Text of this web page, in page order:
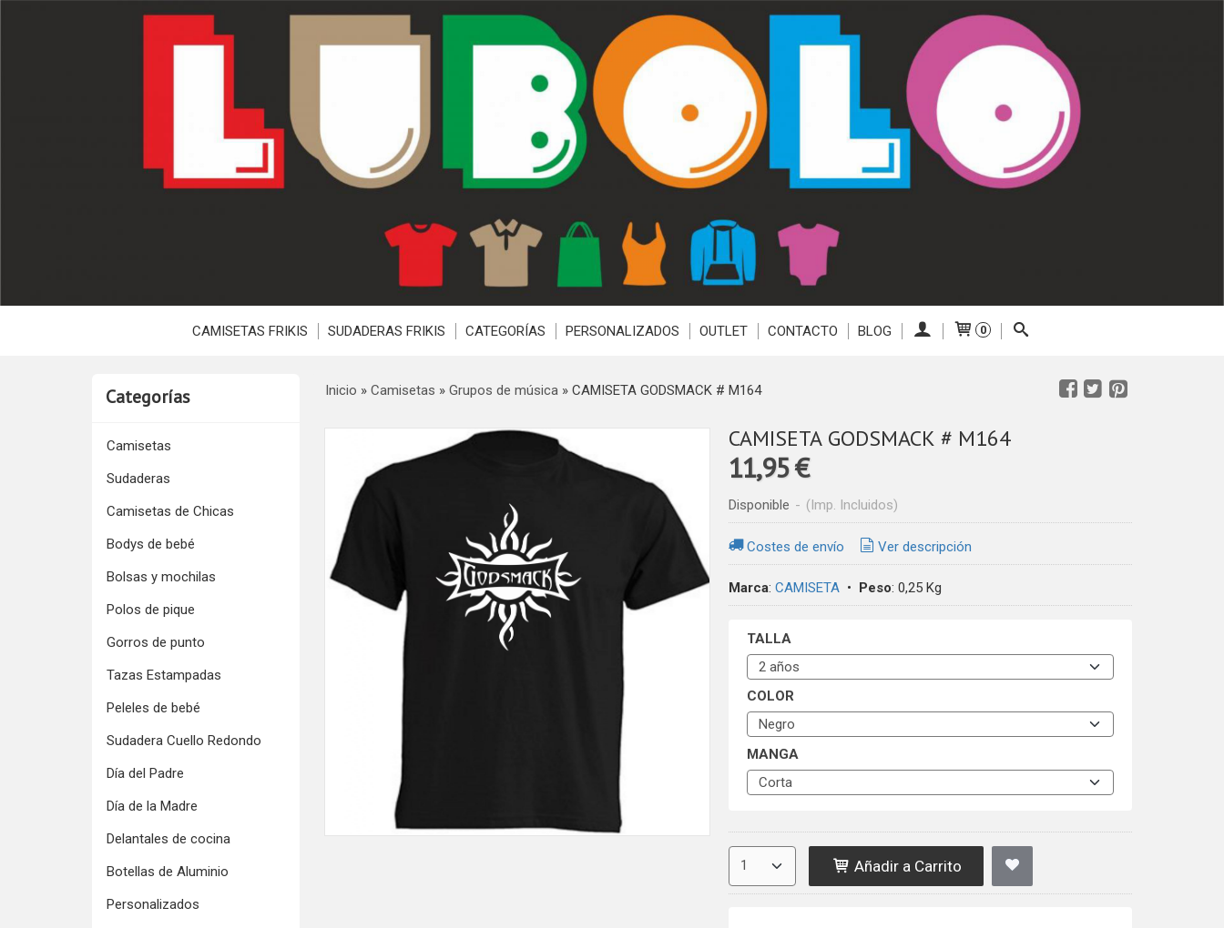
CAMISETAS FRIKIS SUDADERAS FRIKIS CATEGORÍAS PERSONALIZADOS OUTLET CONTACTO BLOG 0
Categorías
Camisetas
Sudaderas
Camisetas de Chicas
Bodys de bebé
Bolsas y mochilas
Polos de pique
Gorros de punto
Tazas Estampadas
Peleles de bebé
Sudadera Cuello Redondo
Día del Padre
Día de la Madre
Delantales de cocina
Botellas de Aluminio
Personalizados
Inicio » Camisetas » Grupos de música» CAMISETA GODSMACK # M164
CAMISETA GODSMACK # M164
11,95 €
Disponible - (Imp. Incluidos)
Costes de envío Ver descripción
Marca: CAMISETA• Peso: 0,25 Kg
TALLA
COLOR
MANGA
Añadir a Carrito